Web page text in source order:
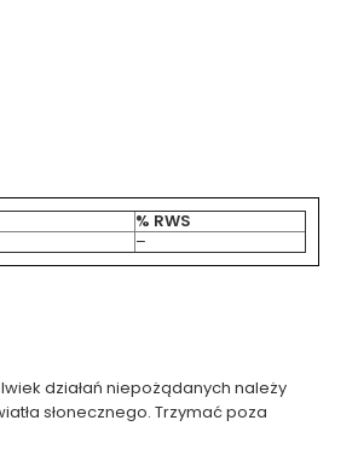
% RWS
–
działań niepożądanych należy
słonecznego. Trzymać poza